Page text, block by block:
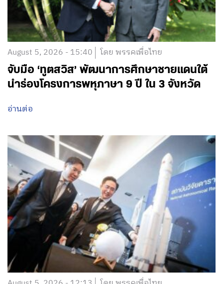
August 5, 2026 - 15:40 โดย พรรคเพื่อไทย
จับมือ ‘ทูตสวิส’ พัฒนาการศึกษาชายแดนใต้
นำร่องโครงการพหุภาษา 9 ปี ใน 3 จังหวัด
อ่านต่อ